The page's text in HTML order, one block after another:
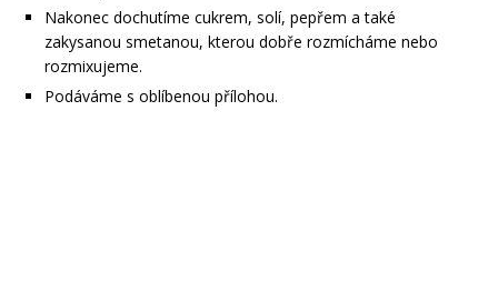
Nakonec dochutíme cukrem, solí, pepřem a také
zakysanou smetanou, kterou dobře rozmícháme nebo
rozmixujeme.
Podáváme s oblíbenou přílohou.